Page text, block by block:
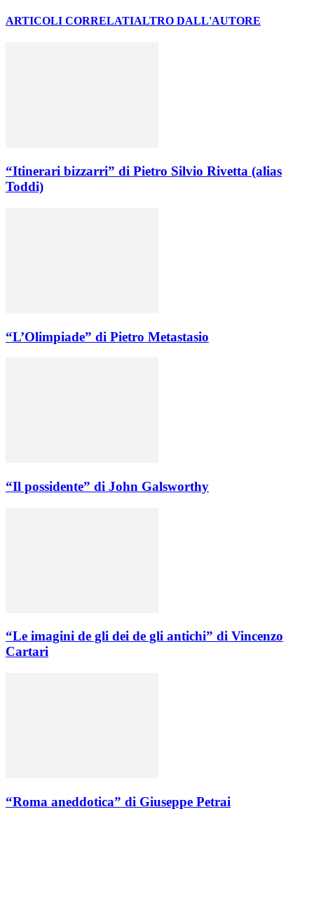
ARTICOLI CORRELATIALTRO DALL'AUTORE
“Itinerari bizzarri” di Pietro Silvio Rivetta (alias
Toddi)
“L’Olimpiade” di Pietro Metastasio
“Il possidente” di John Galsworthy
“Le imagini de gli dei de gli antichi” di Vincenzo
Cartari
“Roma aneddotica” di Giuseppe Petrai